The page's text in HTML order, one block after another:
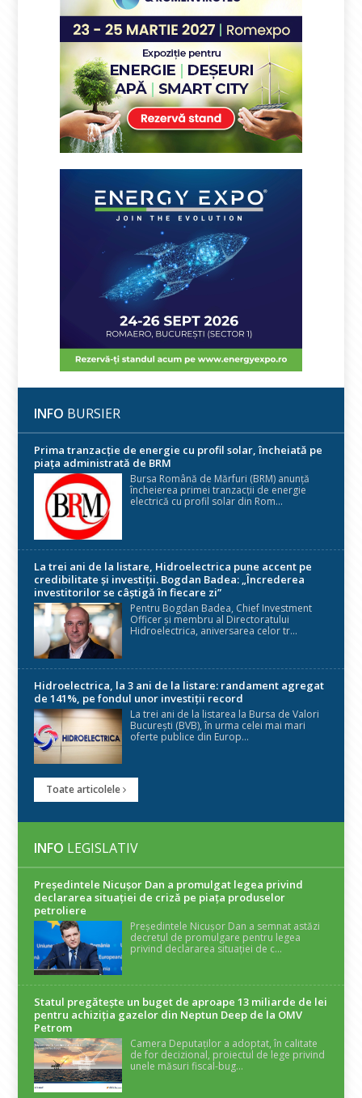
INFO BURSIER
Prima tranzacție de energie cu profil solar, încheiată pe
piața administrată de BRM
Bursa Română de Mărfuri (BRM) anunță
încheierea primei tranzacții de energie
electrică cu profil solar din Rom...
La trei ani de la listare, Hidroelectrica pune accent pe
credibilitate și investiții. Bogdan Badea: „Încrederea
investitorilor se câștigă în fiecare zi”
Pentru Bogdan Badea, Chief Investment
Officer și membru al Directoratului
Hidroelectrica, aniversarea celor tr...
Hidroelectrica, la 3 ani de la listare: randament agregat
de 141%, pe fondul unor investiții record
La trei ani de la listarea la Bursa de Valori
București (BVB), în urma celei mai mari
oferte publice din Europ...
Toate articolele
INFO LEGISLATIV
Președintele Nicuşor Dan a promulgat legea privind
declararea situaţiei de criză pe piaţa produselor
petroliere
Președintele Nicușor Dan a semnat astăzi
decretul de promulgare pentru legea
privind declararea situației de c...
Statul pregătește un buget de aproape 13 miliarde de lei
pentru achiziția gazelor din Neptun Deep de la OMV
Petrom
Camera Deputaților a adoptat, în calitate
de for decizional, proiectul de lege privind
unele măsuri fiscal-bug...